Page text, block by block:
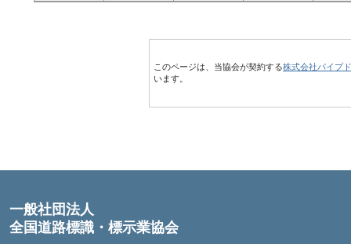
このページは、当協会が契約する株式会社パイプ
います。
一般社団法人
全国道路標識・標示業協会